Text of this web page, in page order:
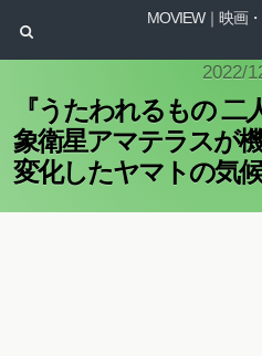
MOVIEW｜映画
2022/
『うたわれるもの 二
象衛星アマテラスが
変化したヤマトの気候